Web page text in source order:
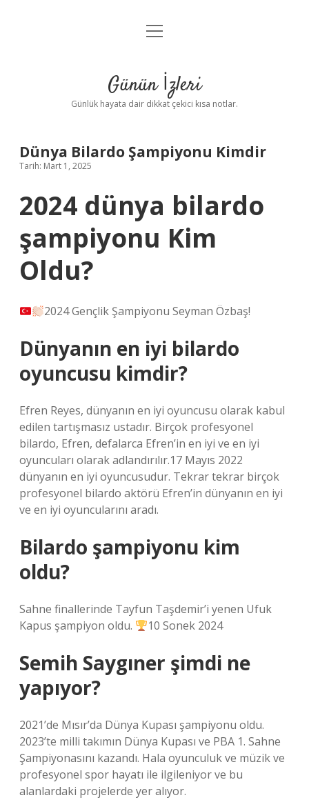
Anasayfa
Yasal Uyarı
menüyü
Günün İzleri
Günlük hayata dair dikkat çekici kısa notlar.
Dünya Bilardo Şampiyonu Kimdir
Tarih: Mart 1, 2025
2024 dünya bilardo
şampiyonu Kim
Oldu?
2024 Gençlik Şampiyonu Seyman Özbaş!
Dünyanın en iyi bilardo
oyuncusu kimdir?
Efren Reyes, dünyanın en iyi oyuncusu olarak kabul
edilen tartışmasız ustadır. Birçok profesyonel
bilardo, Efren, defalarca Efren’in en iyi ve en iyi
oyuncuları olarak adlandırılır.17 Mayıs 2022
dünyanın en iyi oyuncusudur. Tekrar tekrar birçok
profesyonel bilardo aktörü Efren’in dünyanın en iyi
ve en iyi oyuncularını aradı.
Bilardo şampiyonu kim
oldu?
Sahne finallerinde Tayfun Taşdemir’i yenen Ufuk
Kapus şampiyon oldu.
10 Sonek 2024
Semih Saygıner şimdi ne
yapıyor?
2021’de Mısır’da Dünya Kupası şampiyonu oldu.
2023’te milli takımın Dünya Kupası ve PBA 1. Sahne
Şampiyonasını kazandı. Hala oyunculuk ve müzik ve
profesyonel spor hayatı ile ilgileniyor ve bu
alanlardaki projelerde yer alıyor.